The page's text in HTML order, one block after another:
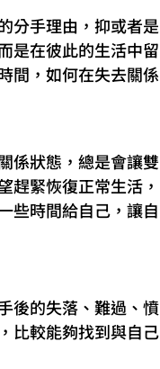
分手理由，抑或者是
是在彼此的生活中留
間，如何在失去關係
係狀態，總是會讓雙
趕緊恢復正常生活，
些時間給自己，讓自
後的失落、難過、憤
比較能夠找到與自己